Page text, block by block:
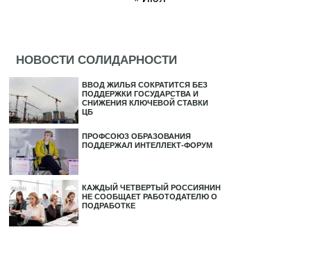
НОВОСТИ СОЛИДАРНОСТИ
ВВОД ЖИЛЬЯ СОКРАТИТСЯ БЕЗ
ПОДДЕРЖКИ ГОСУДАРСТВА И
СНИЖЕНИЯ КЛЮЧЕВОЙ СТАВКИ
ЦБ
ПРОФСОЮЗ ОБРАЗОВАНИЯ
ПОДДЕРЖАЛ ИНТЕЛЛЕКТ-ФОРУМ
КАЖДЫЙ ЧЕТВЕРТЫЙ РОССИЯНИН
НЕ СООБЩАЕТ РАБОТОДАТЕЛЮ О
ПОДРАБОТКЕ